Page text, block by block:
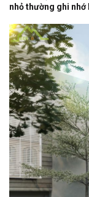
nhỏ thường ghi